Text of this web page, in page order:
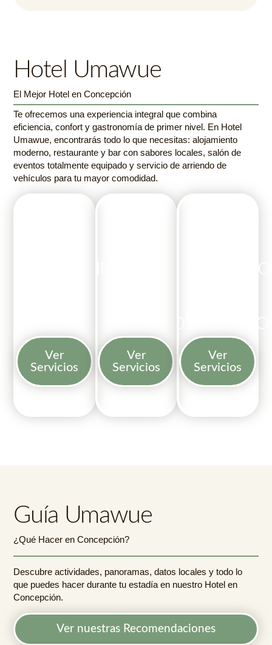
El Mejor Hotel en Concepción
Hotel Umawue
Te ofrecemos una experiencia integral que combina
eficiencia, confort y gastronomía de primer nivel. En Hotel
Umawue, encontrarás todo lo que necesitas: alojamiento
moderno, restaurante y bar con sabores locales, salón de
eventos totalmente equipado y servicio de arriendo de
vehículos para tu mayor comodidad.
Ver
Servicios
Ver
Servicios
Arriendo
Ver
Servicios
Guía Umawue
¿Qué Hacer en Concepción?
Descubre actividades, panoramas, datos locales y todo lo
que puedes hacer durante tu estadía en nuestro Hotel en
Concepción.
Ver nuestras Recomendaciones